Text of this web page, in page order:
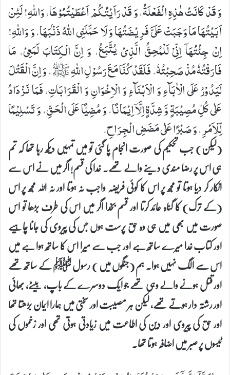
وَ قَدْ كَانَتْ هٰذِهِ الْفَعْلَةُ، وَ قَدْ رَاَیْتُكُمْ اَعْطَیْتُمُوْهَا، وَاللهِ! لَئِنْ
اَبَیْتُهَا مَا وَجَبَتْ عَلَیَّ فَرِیْضَتُهَا وَ لَا حَمَّلَنِی اللهُ ذَنْۢبَهَا، وَ وَاللهِ!
اِنْ جِئْتُهَاۤ اِنِّیْ لَلْمُحِقُّ الَّذِیْ یُتَّبَعُ، وَ اِنَّ الْكِتَابَ لَمَعِیْ، مَا
فَارَقْتُهٗ مُذْ صَحِبْتُهٗ. فَلَقَدْ كُنَّا مَعَ رَسُوْلِ اللهِ ﷺ، وَ اِنَّ الْقَتْلَ
لَیَدُوْرُ عَلَی الْاٰبَآءِ وَ الْاَبْنَآءِ وَ الْاِخْوَانِ وَ الْقَرَابَاتِ، فَمَا نَزْدَادُ
عَلٰی كُلِّ مُصِیْبَةٍ وَّ شِدَّةٍ اِلَّاۤ اِیْمَانًا، وَ مُضِیًّا عَلَی الْحَقِّ، وَ تَسْلِیْمًا
لِّلْاَمْرِ، وَ صَبْرًا عَلٰی مَضَضِ الْجِرَاحِ.
(لیکن) جب تحکیم کی صورت انجام پا گئی تو میں تمہیں دیکھ رہا تھا کہ تم
ہی اس پر رضا مندی دینے والے تھے۔ خدا کی قسم! اگر میں نے اس سے
انکار کر دیا ہوتا تو مجھ پر اس کا کوئی فریضہ واجب نہ ہوتا اور نہ اللہ مجھ پر اس
(کے ترک) کا گناہ عائد کرتا اور قسم بخدا اگر میں اس کی طرف بڑھا تو اس
صورت میں بھی میں ہی وہ حق پرست ہوں جس کی پیروی کی جانا چاہیے
اور کتاب خدا میرے ساتھ ہے اور جب سے میرا اس کا ساتھ ہوا ہے میں
اس سے الگ نہیں ہوا۔ ہم (جنگوں میں ) رسول ﷺ کے ساتھ تھے
اور قتل ہونے والے وہی تھے جو ایک دوسرے کے باپ، بیٹے، بھائی
اور رشتہ دار ہوتے تھے، لیکن ہر مصیبت اور سختی میں ہمارا ایمان بڑھتا تھا
اور حق کی پیروی اور دین کی اطاعت میں زیادتی ہوتی تھی اور زخموں کی
ٹیسوں پر صبر میں اضافہ ہوتا تھا۔